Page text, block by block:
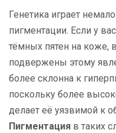
Генетика играет
пигментации. Если у
тёмных пятен на коже,
подвержены этому
более склонна к
поскольку более
делает её уязвимой к
Пигментация в таких